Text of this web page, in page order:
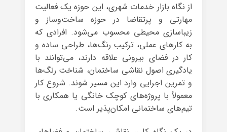
از نگاه بازار خدمات شهری، این حوزه یک فعالیت
مهارتی و پرتقاضا در حوزه ساخت‌وساز و
زیباسازی محیطی محسوب می‌شود. افرادی که
به کارهای عملی، ترکیب رنگ‌ها، طراحی ساده و
کار در فضای بیرونی علاقه دارند، می‌توانند با
یادگیری اصول نقاشی ساختمان، شناخت رنگ‌ها
و تمرین اجرایی وارد این مسیر شوند. شروع کار
معمولاً با پروژه‌های کوچک خانگی یا همکاری با
تیم‌های ساختمانی امکان‌پذیر است.